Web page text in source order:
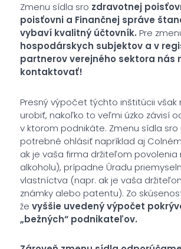
Zmenu sídla sro zdravotnej
poisťovni a Finančnej správe
vybaví kvalitný účtovník. Pre
hospodárskych subjektov a v
partnerov verejného sektora nás
kontaktovať!
Presný výpočet týchto inštitúcii však
urobiť, nakoľko to veľmi úzko závisí
v ktorom podnikáte. Zmenu sídla
potrebné ohlásiť napríklad aj
ak je vaša firma držiteľom povolenia
alkoholu), prípadne Úradu
vlastníctva (napr. ak je vaša
známky alebo patentu). Zo
že vyššie uvedený výpočet
„bežných“ podnikateľov.